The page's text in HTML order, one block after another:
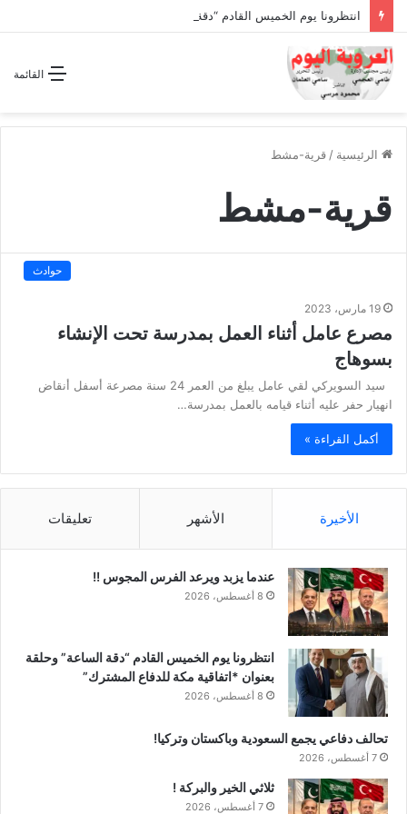
القائمة
الرئيسية / قرية-مشط
قرية-مشط
حوادث
19 مارس، 2023
مصرع عامل أثناء العمل بمدرسة تحت الإنشاء
بسوهاج
سيد السويركي لقي عامل يبلغ من العمر 24 سنة مصرعة أسفل أنقاض
انهيار حفر عليه أثناء قيامه بالعمل بمدرسة…
أكمل القراءة »
الأخيرة الأشهر تعليقات
عندما يزبد ويرعد الفرس المجوس !!
8 أغسطس، 2026
انتظرونا يوم الخميس القادم “دقة الساعة” وحلقة
بعنوان *اتفاقية مكة للدفاع المشترك”
8 أغسطس، 2026
تحالف دفاعي يجمع السعودية وباكستان وتركيا!
7 أغسطس، 2026
ثلاثي الخير والبركة !
7 أغسطس، 2026